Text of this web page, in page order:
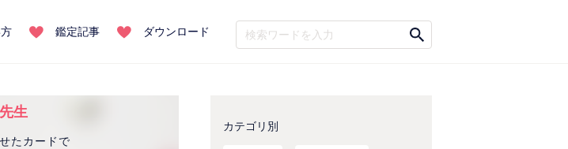
鑑定記事 ダウンロード
生
たカードで
カテゴリ別